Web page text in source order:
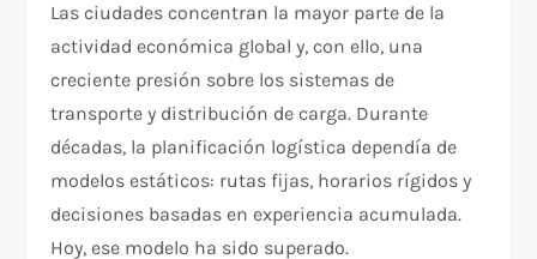
Las ciudades concentran la mayor parte de la
actividad económica global y, con ello, una
creciente presión sobre los sistemas de
transporte y distribución de carga. Durante
décadas, la planificación logística dependía de
modelos estáticos: rutas fijas, horarios rígidos y
decisiones basadas en experiencia acumulada.
Hoy, ese modelo ha sido superado.